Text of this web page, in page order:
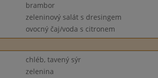
brambor
zeleninový salát s dresingem
ovocný čaj/voda s citronem
chléb, tavený sýr
zelenina